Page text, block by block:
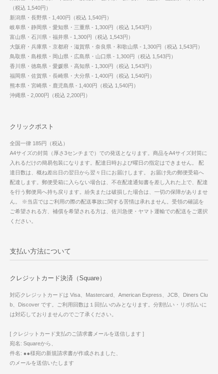
（税込 1,540円）
新潟県・長野県 - 1,400円（税込 1,540円）
岐阜県・静岡県・愛知県・三重県 - 1,300円（税込 1,543円）
富山県・石川県・福井県 - 1,300円（税込 1,543円）
大阪府・兵庫県・京都府・滋賀県・奈良県・和歌山県 - 1,300円（税込 1,543円）
鳥取県・島根県・岡山県・広島県・山口県 - 1,300円（税込 1,543円）
香川県・徳島県・愛媛県・高知県 - 1,300円（税込 1,543円）
福岡県・佐賀県・長崎県・大分県 - 1,400円（税込 1,540円）
熊本県・宮崎県・鹿児島県 - 1,400円（税込 1,540円）
沖縄県 - 2,000円（税込 2,200円）
クリックポスト
全国一律 185円（税込）
A4サイズの封筒（厚さ3センチまで）での発送となります。商品をA4サイズ封筒に
入れるだけの簡易包装になります。配達日時および曜日の指定はできません。 配
達日数は、概ね差出日の翌日から翌々日にお届けします。 お届け先の郵便受箱へ
配達します。郵便受箱に入らない場合は、不在配達通知書を差し入れた上で、配達
を行う郵便局へ持ち戻ります。紛失または破損した場合は、一切の保障がありませ
ん。 ※当店ではご利用の際の配送事故に関する苦情は承れません。受領の確認を
ご希望される方、補償を希望される方は、佐川急便・ヤマト運輸での配送をご選択
ください。
支払い方法について
クレジットカード決済（Square）
対応クレジットカードは Visa、Mastercard、American Express、JCB、Diners Clu
b、Discover です。ご利用回数は１回払いのみとなります。分割払い・リボ払いに
は対応しておりませんのでご了承ください。
[ クレジットカード支払のご請求書メールを送信します ]
宛名: Squareから、
件名: ●●様宛の新規請求書が作成されました、
のメールを送信いたします